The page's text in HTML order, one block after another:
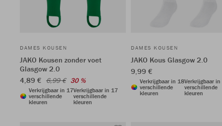
DAMES KOUSEN
JAKO Kousen zonder voet
Glasgow 2.0
4,89 € 6,99 € 30 %
Verkrijgbaar in 17
verschillende
kleuren
Verkrijgbaar in 17
verschillende
kleuren
DAMES KOUSEN
JAKO Kous Glasgow 2.0
9,99 €
Verkrijgbaar in 18
verschillende
kleuren
Verkrijgbaar
verschillende
kleuren